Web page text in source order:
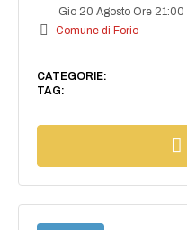
Gio 20 Agosto Ore 21:00
Comune di Forio
CATEGORIE:
TAG: